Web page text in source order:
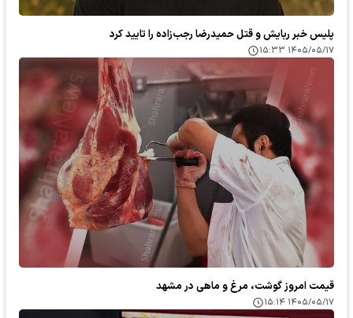
پلیس خبر ربایش و قتل حمیدرضا رجب‌زاده را تایید کرد
۱۴۰۵/۰۵/۱۷ ۱۵:۳۳
قیمت امروز گوشت، مرغ و ماهی در مشهد
۱۴۰۵/۰۵/۱۷ ۱۵:۱۴